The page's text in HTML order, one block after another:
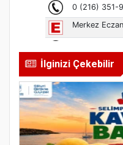
İlginizi Çekebilir